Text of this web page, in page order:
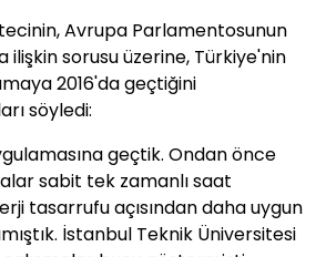
Avrupa Parlamentosunun
ilişkin sorusu üzerine, Türkiye'nin
2016'da geçtiğini
söyledi:
geçtik. Ondan önce
sabit tek zamanlı saat
tasarrufu açısından daha uygun
İstanbul Teknik Üniversitesi